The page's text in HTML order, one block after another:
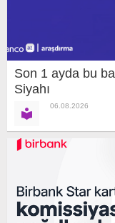
Son 1 ayda bu
Siyahı
06.08.2026